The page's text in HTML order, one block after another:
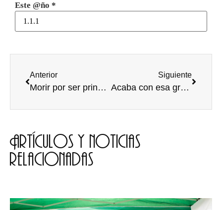
Este @ño *
Anterior
Morir por ser princesas
Siguiente
Acaba con esa grasa del abdomen y cadera
Artículos y noticias
relacionadas